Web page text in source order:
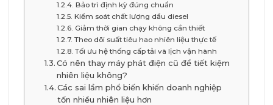
Bảo trì định kỳ đúng chuẩn
Kiểm soát chất lượng dầu diesel
Giảm thời gian chạy không cần thiết
Theo dõi suất tiêu hao nhiên liệu thực tế
Tối ưu hệ thống cấp tải và lịch vận hành
Có nên thay máy phát điện cũ để tiết kiệm
nhiên liệu không?
Các sai lầm phổ biến khiến doanh nghiệp
tốn nhiều nhiên liệu hơn